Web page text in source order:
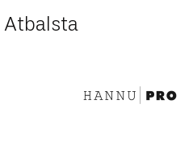
Atbalsta